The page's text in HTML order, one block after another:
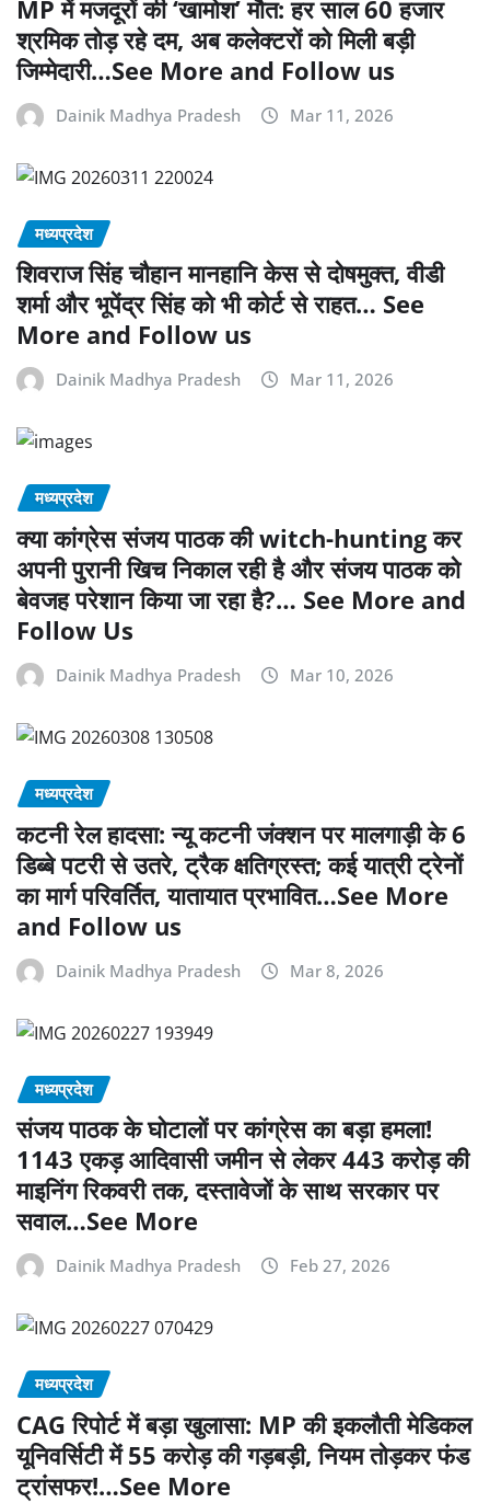
MP में मजदूरों की ‘खामोश’ मौत: हर साल 60 हजार
श्रमिक तोड़ रहे दम, अब कलेक्टरों को मिली बड़ी
जिम्मेदारी…See More and Follow us
Dainik Madhya Pradesh Mar 11, 2026
मध्यप्रदेश
शिवराज सिंह चौहान मानहानि केस से दोषमुक्त, वीडी
शर्मा और भूपेंद्र सिंह को भी कोर्ट से राहत… See
More and Follow us
Dainik Madhya Pradesh Mar 11, 2026
मध्यप्रदेश
क्या कांग्रेस संजय पाठक की witch-hunting कर
अपनी पुरानी खिच निकाल रही है और संजय पाठक को
बेवजह परेशान किया जा रहा है?… See More and
Follow Us
Dainik Madhya Pradesh Mar 10, 2026
मध्यप्रदेश
कटनी रेल हादसा: न्यू कटनी जंक्शन पर मालगाड़ी के 6
डिब्बे पटरी से उतरे, ट्रैक क्षतिग्रस्त; कई यात्री ट्रेनों
का मार्ग परिवर्तित, यातायात प्रभावित…See More
and Follow us
Dainik Madhya Pradesh Mar 8, 2026
मध्यप्रदेश
संजय पाठक के घोटालों पर कांग्रेस का बड़ा हमला!
1143 एकड़ आदिवासी जमीन से लेकर 443 करोड़ की
माइनिंग रिकवरी तक, दस्तावेजों के साथ सरकार पर
सवाल…See More
Dainik Madhya Pradesh Feb 27, 2026
मध्यप्रदेश
CAG रिपोर्ट में बड़ा खुलासा: MP की इकलौती मेडिकल
यूनिवर्सिटी में 55 करोड़ की गड़बड़ी, नियम तोड़कर फंड
ट्रांसफर!…See More